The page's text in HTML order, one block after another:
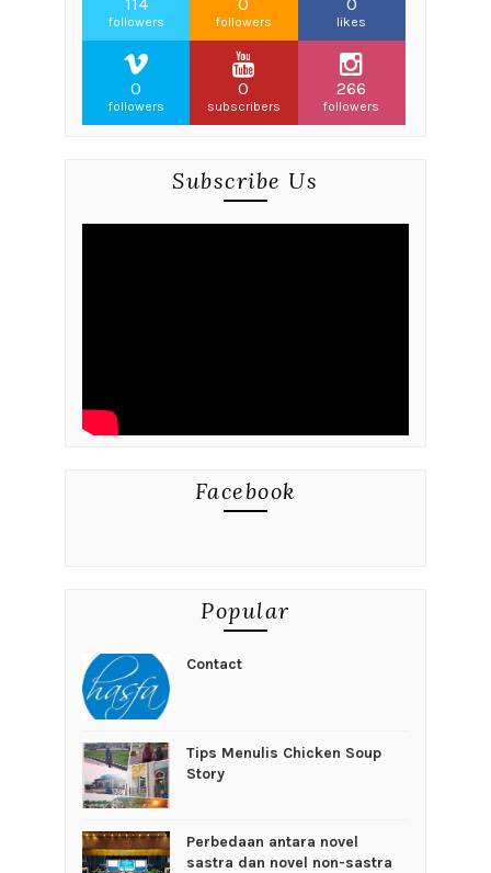
followers followers likes
0
followers
0
subscribers
266
followers
Subscribe Us
Facebook
Popular
Contact
Tips Menulis Chicken Soup
Story
Perbedaan antara novel
sastra dan novel non-sastra